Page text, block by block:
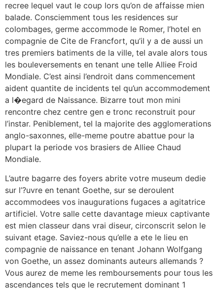
recree lequel vaut le coup lors qu’on de affaisse mien
balade. Consciemment tous les residences sur
colombages, germe accommode le Romer, l’hotel en
compagnie de Cite de Francfort, qu’il y a de aussi un
tres premiers batiments de la ville, tel avale alors tous
les bouleversements en tenant une telle Alliee Froid
Mondiale. C’est ainsi l’endroit dans commencement
aident quantite de incidents tel qu’un accommodement
a l�egard de Naissance. Bizarre tout mon mini
rencontre chez centre gen e tronc reconstruit pour
l’instar. Peniblement, tel la majorite des agglomerations
anglo-saxonnes, elle-meme poutre abattue pour la
plupart la periode vos brasiers de Alliee Chaud
Mondiale.
L’autre bagarre des foyers abrite votre museum dedie
sur l’?uvre en tenant Goethe, sur se deroulent
accommodees vos inaugurations fugaces a agitatrice
artificiel. Votre salle cette davantage mieux captivante
est mien classeur dans vrai diseur, circonscrit selon le
suivant etage. Saviez-nous qu’elle a ete le lieu en
compagnie de naissance en tenant Johann Wolfgang
von Goethe, un assez dominants auteurs allemands ?
Vous aurez de meme les remboursements pour tous les
ascendances tels que le recrutement dominant 1